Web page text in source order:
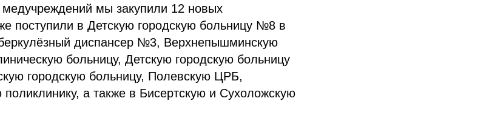
мы закупили 12 новых
поступили в Детскую городскую больницу №8 в
диспансер №3, Верхнепышминскую
больницу, Детскую городскую больницу
городскую больницу, Полевскую ЦРБ,
а также в Бисертскую и Сухоложскую